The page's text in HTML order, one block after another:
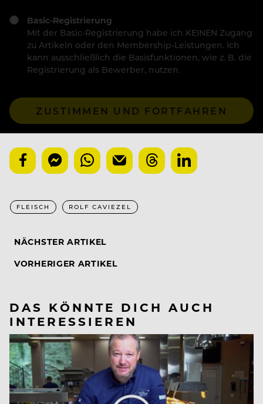
Basic-Registrierung
Mit der Basic-Registrierung habe ich KEINEN Zugang
zu Artikeln oder den Membership-Leistungen. Ich
kann ausschließlich die Basisfunktionen, wie z. B. die
Registrierung als Bewerber, nutzen.
ZUSTIMMEN UND FORTFAHREN
FLEISCH ROLF CAVIEZEL
NÄCHSTER ARTIKEL
VORHERIGER ARTIKEL
DAS KÖNNTE DICH AUCH
INTERESSIEREN